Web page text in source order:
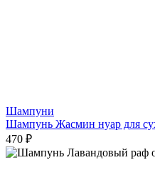
Шампуни
Шампунь Жасмин нуар для
470 ₽